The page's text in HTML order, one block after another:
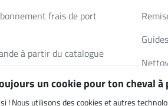
frais de port
à partir du catalogue
un cookie pour ton cheval à
! Nous utilisons des cookies et autres